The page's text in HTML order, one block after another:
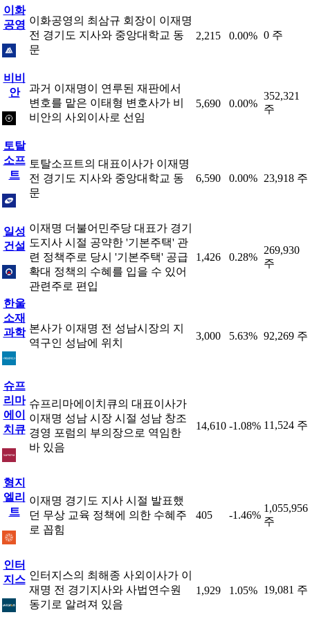
이화
공영 이화공영의 최삼규 회장이 이재명
전 경기도 지사와 중앙대학교 동
문
2,215 0.00% 0 주
비비
안
과거 이재명이 연루된 재판에서
변호를 맡은 이태형 변호사가 비
비안의 사외이사로 선임
5,690 0.00%
352,321
주
토탈
소프
트
토탈소프트의 대표이사가 이재명
전 경기도 지사와 중앙대학교 동
문
6,590 0.00% 23,918 주
일성
건설
이재명 더불어민주당 대표가 경기
도지사 시절 공약한 '기본주택' 관
련 정책주로 당시 '기본주택' 공급
확대 정책의 수혜를 입을 수 있어
관련주로 편입
1,426 0.28%
269,930
주
한울
소재
과학 본사가 이재명 전 성남시장의 지
역구인 성남에 위치
3,000 5.63% 92,269 주
슈프
리마
에이
치큐
슈프리마에이치큐의 대표이사가
이재명 성남 시장 시절 성남 창조
경영 포럼의 부의장으로 역임한
바 있음
14,610 -1.08% 11,524 주
형지
엘리
트
이재명 경기도 지사 시절 발표했
던 무상 교육 정책에 의한 수혜주
로 꼽힘
405 -1.46%
1,055,956
주
인터
지스 인터지스의 최해종 사외이사가 이
재명 전 경기지사와 사법연수원
동기로 알려져 있음
1,929 1.05% 19,081 주